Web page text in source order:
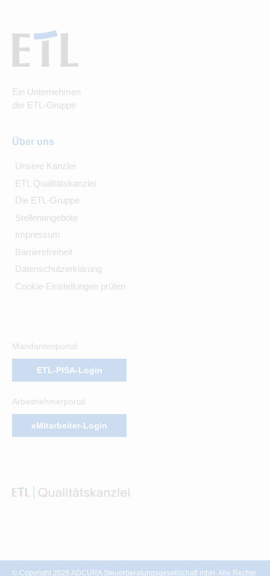
Ein Unternehmen
der ETL-Gruppe
Über uns
Unsere Kanzlei
ETL Qualitätskanzlei
Die ETL-Gruppe
Stellenangebote
Impressum
Barrierefreiheit
Datenschutzerklärung
Cookie-Einstellungen prüfen
Mandantenportal
ETL-PISA-Login
Arbeitnehmerportal
eMitarbeiter-Login
© Copyright 2026 ADCURA Steuerberatungsgesellschaft mbH. Alle Rechte